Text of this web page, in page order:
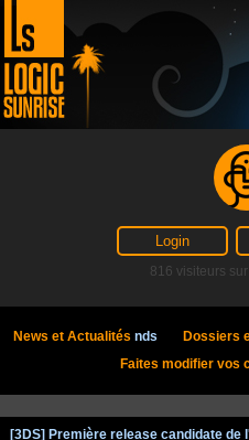
816 visiteurs sur
News et Actualités nds Dossiers
Faites modifier vos
[3DS] Première release candidate de